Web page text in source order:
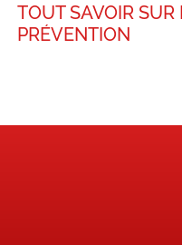
TOUT SAVOIR SUR
PRÉVENTION